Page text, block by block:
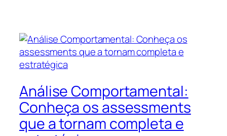
Análise Comportamental:
Conheça os assessments
que a tornam completa e